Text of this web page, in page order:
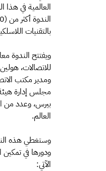
العالمية في هذا
بالتقنيات اللاسلكية
ويفتتح الندوة
للاتصالات،
ومدير مكتب
مجلس إدارة هيئة
بيرس، وعدد من
العالم.
وستغطي هذه
ودورها في تمكين
الآتي: